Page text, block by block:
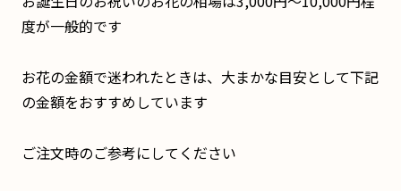
度が一般的です
お花の金額で迷われたときは、大まかな目安として下記
の金額をおすすめしています
ご注文時のご参考にしてください